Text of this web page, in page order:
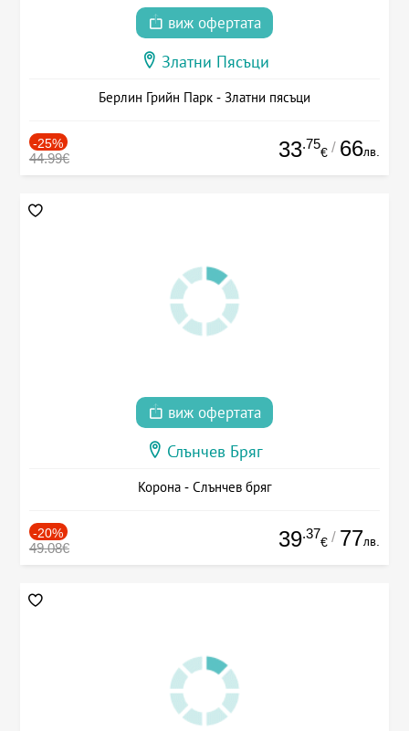
виж офертата
Златни Пясъци
Берлин Грийн Парк - Златни пясъци
-25%
44.99€ 33.75
€ / 66лв.
виж офертата
Слънчев Бряг
Корона - Слънчев бряг
-20%
49.08€ 39.37
€ / 77лв.